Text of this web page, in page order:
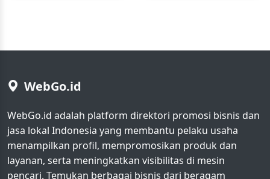
WebGo.id
WebGo.id adalah platform direktori promosi bisnis dan
jasa lokal Indonesia yang membantu pelaku usaha
menampilkan profil, mempromosikan produk dan
layanan, serta meningkatkan visibilitas di mesin
pencari. Temukan berbagai bisnis dari beragam